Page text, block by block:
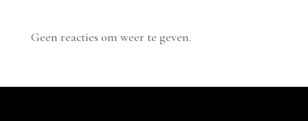
Geen reacties om weer te geven.